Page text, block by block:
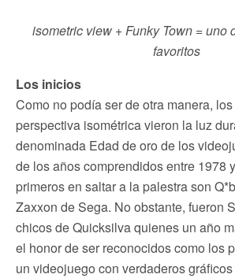
isometric view + Funky Town = uno
favoritos
Los inicios
Como no podía ser de otra manera,
perspectiva isométrica vieron la luz
denominada Edad de oro de los
de los años comprendidos entre 1978
primeros en saltar a la palestra son
Zaxxon de Sega. No obstante, fueron
chicos de Quicksilva quienes un año
el honor de ser reconocidos como los
un videojuego con verdaderos